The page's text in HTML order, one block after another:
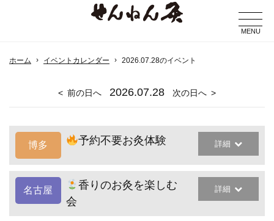
MENU
ホーム イベントカレンダー 2026.07.28のイベント
前の日へ 2026.07.28 次の日へ
博多 予約不要お灸体験 詳細
名古屋
香りのお灸を楽しむ
会
詳細